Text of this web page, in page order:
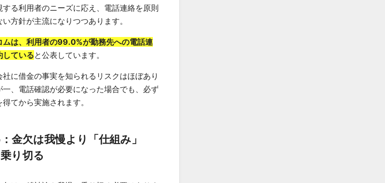
する利用者のニーズに応え、電話連絡を原則
方針が主流になりつつあります。
ムは、利用者の99.0%が勤務先への電話連
していると公表しています。
社に借金の事実を知られるリスクはほぼあり
一、電話確認が必要になった場合でも、必ず
てから実施されます。
金欠は我慢より「仕組み」
り切る